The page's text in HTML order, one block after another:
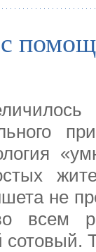
не
всем